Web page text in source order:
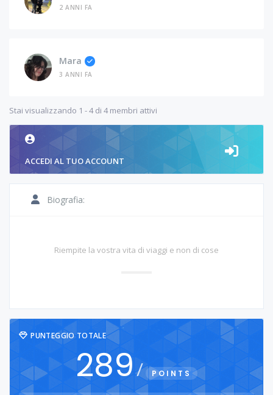
2 ANNI FA
Mara
3 ANNI FA
Stai visualizzando 1 - 4 di 4 membri attivi
ACCEDI AL TUO ACCOUNT
Biografia:
Riempite la vostra vita di viaggi e non di cose
PUNTEGGIO TOTALE
289/ POINTS